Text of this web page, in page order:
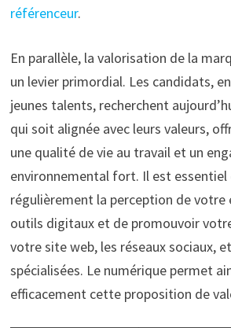
référenceur.
En parallèle, la valorisation de la
un levier primordial. Les candidats,
jeunes talents, recherchent
qui soit alignée avec leurs valeurs,
une qualité de vie au travail et un
environnemental fort. Il est essentiel
régulièrement la perception de votre
outils digitaux et de promouvoir
votre site web, les réseaux sociaux,
spécialisées. Le numérique permet
efficacement cette proposition de